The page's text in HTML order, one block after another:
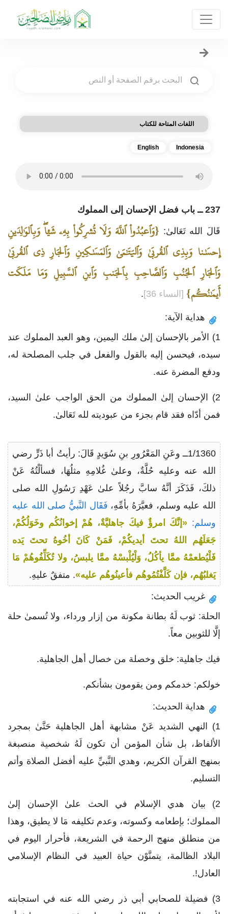
اللغات المتاحة للكتاب
Indonesia
English
237 ــ باب فضل الإحسان إلى المملوك
قَالَ الله تَعَالىٰ: {وَٱعبُدُواْ ٱللَّهَ وَلَا تُشرِكُواْ بِهِۦ شَي‍ٔاۖ وَبِٱلوَٰلِدَينِ
إِحسَٰنا وَبِذِي ٱلقُربَىٰ وَٱليَتَٰمَىٰ وَٱلمَسَٰكِينِ وَٱلجَارِ ذِي ٱلقُربَىٰ
وَٱلجَارِ ٱلجُنُبِ وَٱلصَّاحِبِ بِٱلجَنبِ وَٱبنِ ٱلسَّبِيلِ وَمَا مَلَكَت
أَيمَٰنُكُم} [النساء 36] .
هداية الآية:
1) الأمر بالإحسان إلىٰ ملك اليمين، وهو العبد المملوك عند
سيده، فيحسن إليه بالقول والفعل في جلب المصلحة له،
ودفع المضرة عنه.
2) الإحسان إلىٰ المملوك من الحق الواجب علىٰ السيد،
فمن أدّاه فقد قام بجزء من عبوديته لله تَعَالىٰ.
1/1360ــ وعَنِ المَعْرُورِ بنِ سُوَيدٍ قَالَ: رأيتُ أبا ذَرٍّ رضي
الله عنه وعليه حُلَّةٌ، وعلىٰ غُلامِهِ مثلُهَا، فسألْتُهُ عَنْ
ذلكَ، فَذَكَرَ أنَّهُ سابَّ رجُلاً علىٰ عَهْدِ رَسُولِ الله صلى
الله عليه وسلم، فعيَّرَهُ بأمِّهِ، فَقَال النَّبيُّ صلى الله عليه
وسلم: «إنَّكَ امرؤٌ فيكَ جاهليَّةٌ، هُمْ إخوانُكُم وخَوَلُكُمْ،
جَعَلَهُم اللهُ تحتَ أيديكُمْ، فَمَنْ كَانَ أخُوهُ تحتَ يَده
فَلْيُطعمْهُ ممَّا يأكُلُ، وَلْيُلْبسْهُ ممَّا يلبسُ، ولا تُكَلِّفُوهُمْ مَا
يَغلبُهُم، فإن كَلَّفْتُمُوهُم فأعينُوهُم عليه». متفقٌ عليهِ.
غريب الحديث:
الحلة: ثوب لَهُ بطانة مكونة من إزار ورداء، ولا تُسمىٰ حلة
إلَّا للثوبين معاً.
فيك جاهلية: خلق وخصلة من خصال أهل الجاهلية.
خولكم: خدمكم ومن يقومون بشأنكم.
هداية الحديث:
1) النهي الشديد عَنْ مشابهة أهل الجاهلية حَتَّىٰ بمجرد
الألفاظ، بل شأن المؤمن أن تكون لَهُ شخصية منصبغة
بمنهج القرآن الكريم، وهدي النَّبيِّ عليه أفضل الصلاة وأتم
التسليم.
2) بيان هدي الإسلام في الحث علىٰ الإحسان إلىٰ
المملوك؛ بإطعامه وكسوته، وعدم تكليفه مَا لا يطيق، وهذا
من منطلق منهج الرحمة في الشريعة، فأحرار اليوم في
البلاد الظالمة، يتمنَّوْن حياة العبيد في النظام الإسلامي
العادل!.
3) فضيلة للصحابي أبي ذر رضي الله عنه في استجابته